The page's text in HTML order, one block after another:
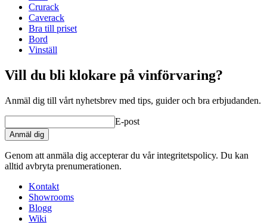
Vikt (kg)
Crurack
Caverack
Bra till priset
Bord
Vinställ
Vill du bli klokare på vinförvaring?
Anmäl dig till vårt nyhetsbrev med tips, guider och bra erbjudanden.
E-post
Anmäl dig
Genom att anmäla dig accepterar du vår integritetspolicy. Du kan
alltid avbryta prenumerationen.
Kontakt
Showrooms
Blogg
Wiki